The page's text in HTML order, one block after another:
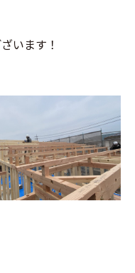
います！